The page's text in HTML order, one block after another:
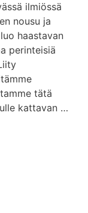
ilmiössä
nousu ja
haastavan
perinteisiä
tätä
kattavan …